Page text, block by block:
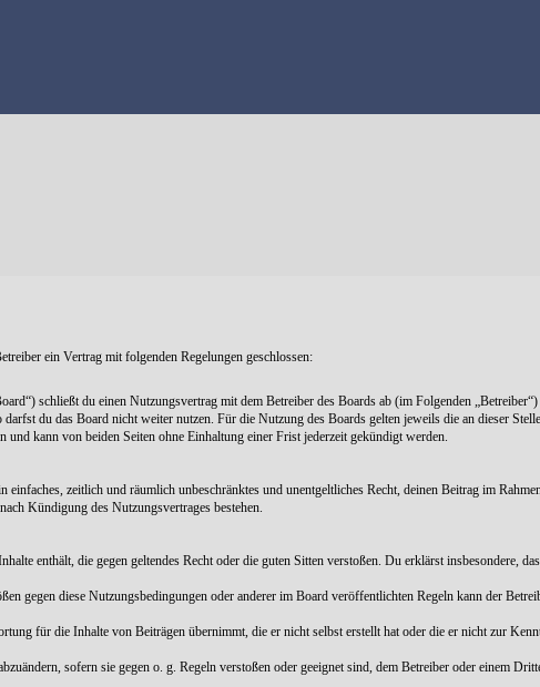
ein Vertrag mit folgenden Regelungen geschlossen:
schließt du einen Nutzungsvertrag mit dem Betreiber des Boards ab (im Folgenden
du das Board nicht weiter nutzen. Für die Nutzung des Boards gelten jeweils die an dieser
kann von beiden Seiten ohne Einhaltung einer Frist jederzeit gekündigt werden.
zeitlich und räumlich unbeschränktes und unentgeltliches Recht, deinen Beitrag im
Kündigung des Nutzungsvertrages bestehen.
enthält, die gegen geltendes Recht oder die guten Sitten verstoßen. Du erklärst insbesondere,
gegen diese Nutzungsbedingungen oder anderer im Board veröffentlichten Regeln kann der
für die Inhalte von Beiträgen übernimmt, die er nicht selbst erstellt hat oder die er nicht zur
sofern sie gegen o. g. Regeln verstoßen oder geeignet sind, dem Betreiber oder einem